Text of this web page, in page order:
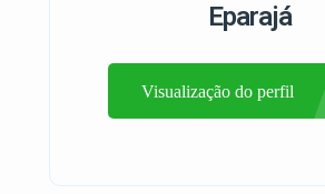
Eparajá
Visualização do perfil